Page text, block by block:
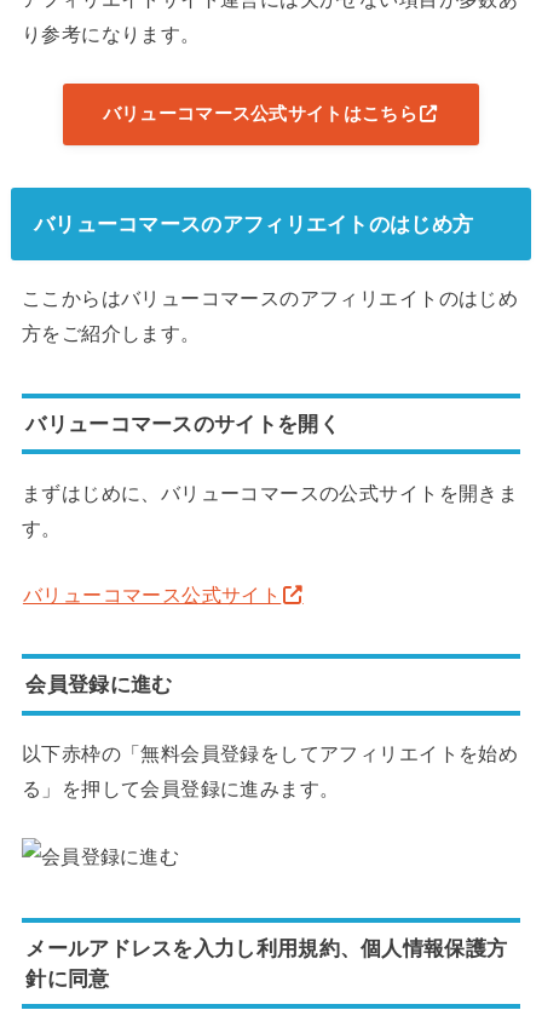
り参考になります。
バリューコマース公式サイトはこちら
バリューコマースのアフィリエイトのはじめ方
ここからはバリューコマースのアフィリエイトのはじめ
方をご紹介します。
バリューコマースのサイトを開く
まずはじめに、バリューコマースの公式サイトを開きま
す。
バリューコマース公式サイト
会員登録に進む
以下赤枠の「無料会員登録をしてアフィリエイトを始め
る」を押して会員登録に進みます。
メールアドレスを入力し利用規約、個人情報保護方
針に同意